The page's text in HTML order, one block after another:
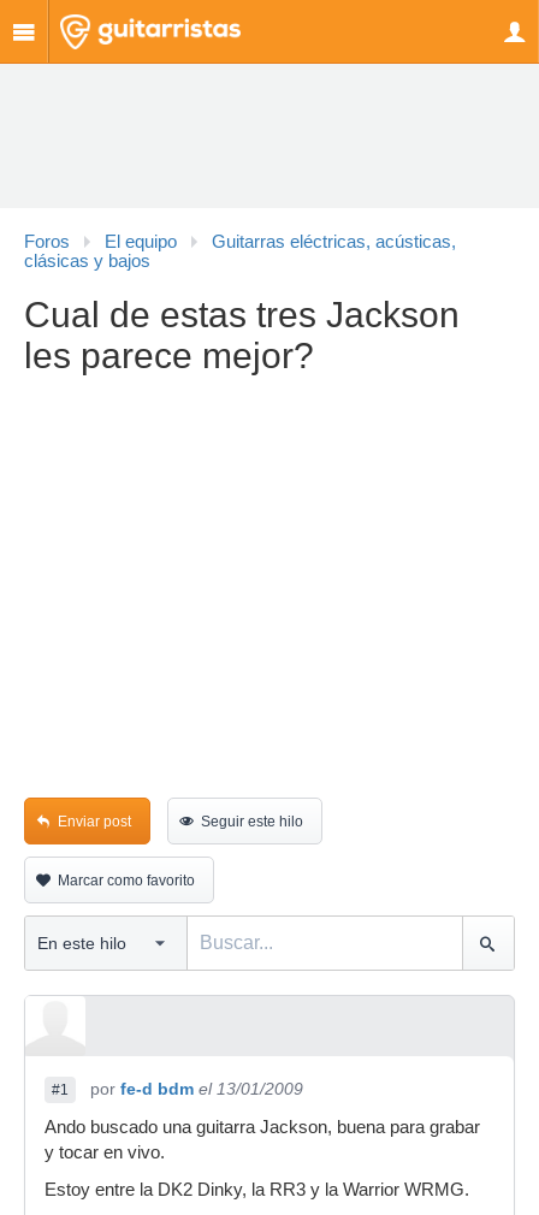
Foros El equipo
Guitarras eléctricas, acústicas,
clásicas y bajos
Cual de estas tres Jackson
les parece mejor?
Enviar post Seguir este hilo
Marcar como favorito
#1 por fe-d bdm el 13/01/2009
Ando buscado una guitarra Jackson, buena para grabar
y tocar en vivo.
Estoy entre la DK2 Dinky, la RR3 y la Warrior WRMG.